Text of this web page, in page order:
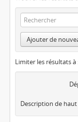
Ajouter de
Limiter les résultats à